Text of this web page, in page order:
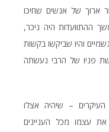
ארוך של אנשים שחיכו
ההתוועדות היה ניכר,
והיו שביקשו בקשות
פניו של הרבי נעשתה
העיקרים – שיהיה אצלו
עצמו מכל העניינים